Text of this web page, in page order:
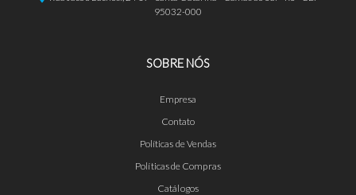
95032-000
SOBRE NÓS
Empresa
Contato
Políticas de Vendas
Políticas de Compras
Catálogos